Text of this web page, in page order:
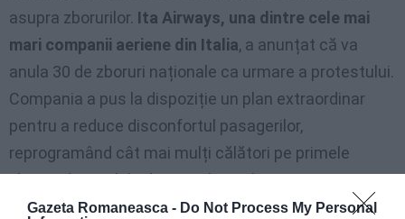
Gazeta Romaneasca - Do Not Process My Personal
asupra zborurilor. Ita Airways, una dintre cele mai
mari companii aeriene din Italia, a anunțat că va
anula 30 de zboruri naționale ca urmare a protestului.
Compania a pus la dispoziție un plan extraordinar
pentru a reduce disconfortul pasagerilor,
reprogramând cât mai mulți călători pe primele
zboruri disponibile dintre cele anulate.